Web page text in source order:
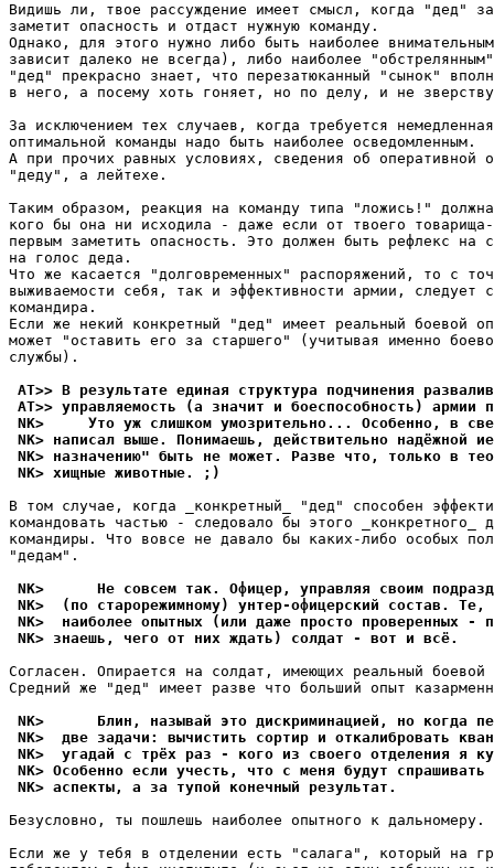
Видишь ли, твое рассуждение имеет смысл, когда "дед"
заметит опасность и отдаст нужную команду.
Однако, для этого нужно либо быть наиболее
зависит далеко не всегда), либо наиболее
"дед" прекрасно знает, что перезатюканный "сынок"
в него, а посему хоть гоняет, но по делу, и не
За исключением тех случаев, когда требуется
оптимальной команды надо быть наиболее осведомленным.
А при прочих равных условиях, сведения об оперативной
"деду", а лейтехе.
Таким образом, реакция на команду типа "ложись!"
кого бы она ни исходила - даже если от твоего
первым заметить опасность. Это должен быть рефлекс на
на голос деда.
Что же касается "долговременных" распоряжений, то с
выживаемости себя, так и эффективности армии, следует
командира.
Если же некий конкретный "дед" имеет реальный боевой
может "оставить его за старшего" (учитывая именно
службы).
AT>> В результате единая структура подчинения
AT>> управляемость (а значит и боеспособность) армии
NK>     Уто уж слишком умозрительно... Особенно, в
NK> написал выше. Понимаешь, действительно надёжной
NK> назначению" быть не может. Разве что, только в
NK> хищные животные. ;)
В том случае, когда _конкретный_ "дед" способен
командовать частью - следовало бы этого _конкретного_
командиры. Что вовсе не давало бы каких-либо особых
"дедам".
NK>      Не совсем так. Офицер, управляя своим
NK>  (по старорежимному) унтер-офицерский состав.
NK>  наиболее опытных (или даже просто проверенных -
NK> знаешь, чего от них ждать) солдат - вот и всё.
Согласен. Опирается на солдат, имеющих реальный
Средний же "дед" имеет разве что больший опыт
NK>      Блин, называй это дискриминацией, но когда
NK>  две задачи: вычистить сортир и откалибровать
NK>  угадай с трёх раз - кого из своего отделения я
NK> Особенно если учесть, что с меня будут спрашивать
NK> аспекты, а за тупой конечный результат.
Безусловно, ты пошлешь наиболее опытного к дальномеру.
Если же у тебя в отделении есть "салага", который на